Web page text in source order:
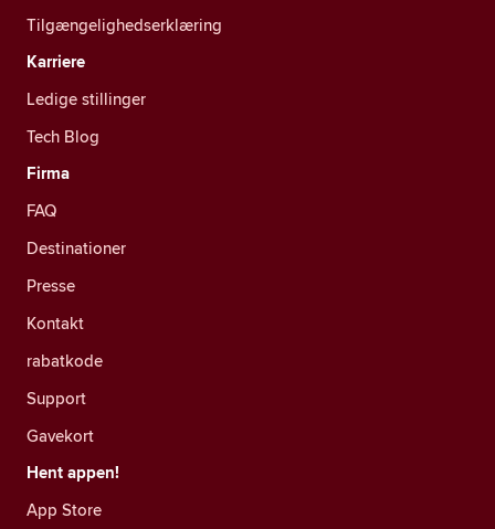
Tilgængelighedserklæring
Karriere
Ledige stillinger
Tech Blog
Firma
FAQ
Destinationer
Presse
Kontakt
rabatkode
Support
Gavekort
Hent appen!
App Store